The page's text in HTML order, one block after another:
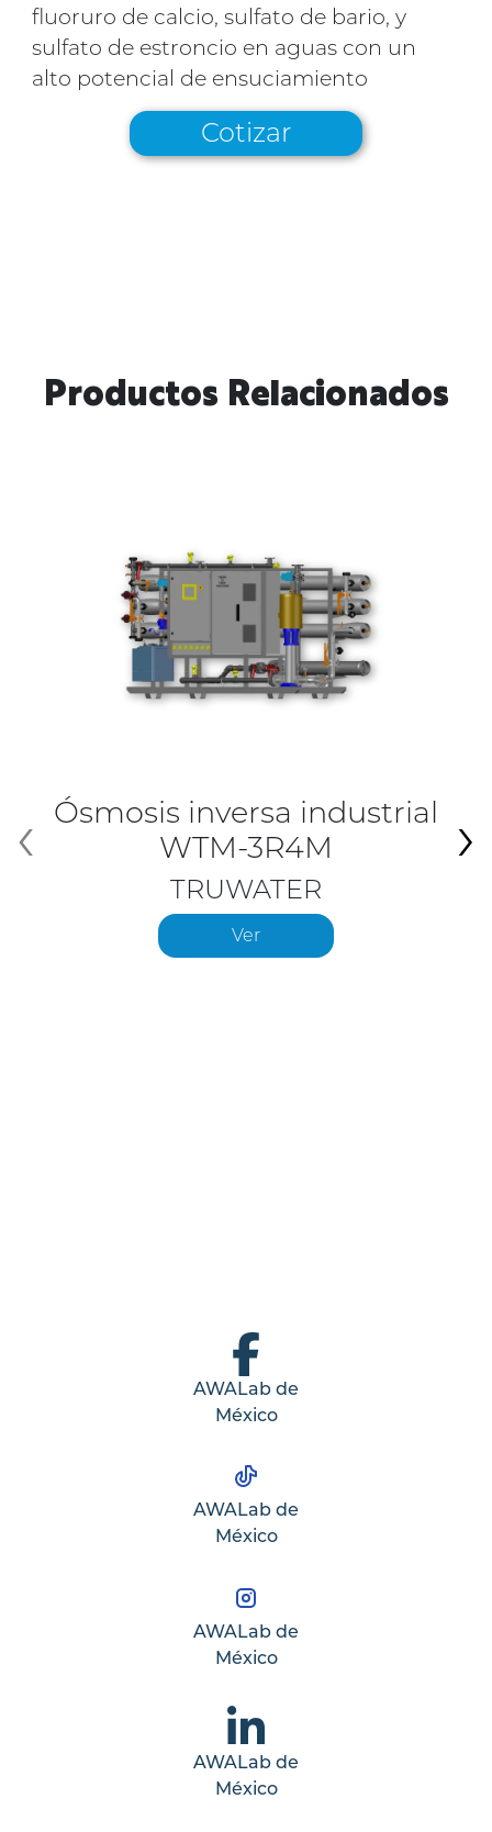
fluoruro de calcio, sulfato de bario, y
sulfato de estroncio en aguas con un
alto potencial de ensuciamiento
Cotizar
Productos Relacionados
Ósmosis inversa industrial
WTM-3R4M
TRUWATER
Ver
‹ ›
AWALab de
México
AWALab de
México
AWALab de
México
AWALab de
México